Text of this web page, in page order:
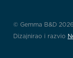
© Gemma B&D
Dizajnirao i razvio